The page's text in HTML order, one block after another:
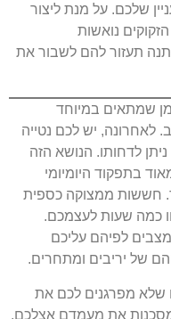
שלכם. על מנת ליצור
נואשות
תעזור להם לשבור את
שמתאים במיוחד
לאחרונה, יש לכם נטייה
לדחותו. הנושא הזה
בתפקוד היומיומי
חששות ממצוקה כספית
כמה שעות לעצמכם.
מצבים לפיהם עליכם
של יריבים ומתחרים.
שלא מפרגנים לכם את
מסכנות את מעמדם אצלכם.